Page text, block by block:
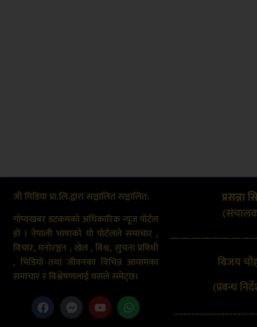
जी मिडिया प्रा.लि.द्वारा सञ्चालित सञ्चालित:
गोप्यखबर डटकमको अधिकारिक न्यूज पोर्टल
हो । नेपाली भाषाको यो पोर्टलले समाचार ,
विचार, मनोरञ्जन , खेल , बिश्व, सुचना प्रविधी
, भिडियो तथा जीवनका विभिन्न आयामका
समाचार र विश्लेषणलाई यसले समेट्छ।
प्रसन्ना
बिजय
(प्रबन्ध